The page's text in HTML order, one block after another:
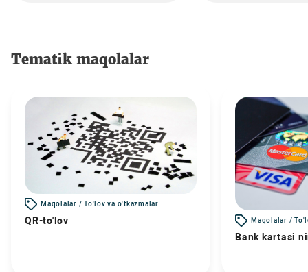
Tematik maqolalar
Maqolalar / To'lov va o'tkazmalar
QR-to'lov Maqolalar /
Bank kartasi